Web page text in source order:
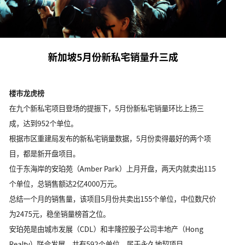
新加坡5月份新私宅销量升三成
楼市龙虎榜
在九个新私宅项目登场的提振下，5月份新私宅销量环比上扬三
成，达到952个单位。
根据市区重建局发布的新私宅销量数据，5月份卖得最好的两个项
目，都是新开盘项目。
位于东海岸的安珀苑（Amber Park）上月开盘，两天内就卖出115
个单位，总销售额达2亿4000万元。
总结一个月的销售量，该项目5月份共卖出155个单位，中位数尺价
为2475元，稳坐销量榜首之位。
安珀苑是由城市发展（CDL）和丰隆控股子公司丰地产（Hong